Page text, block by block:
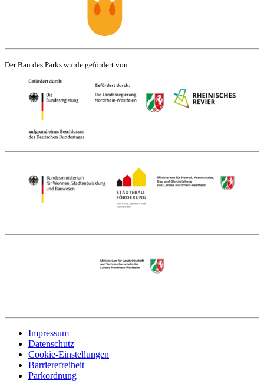
Der Bau des Parks wurde gefördert von
Impressum
Datenschutz
Cookie-Einstellungen
Barrierefreiheit
Parkordnung